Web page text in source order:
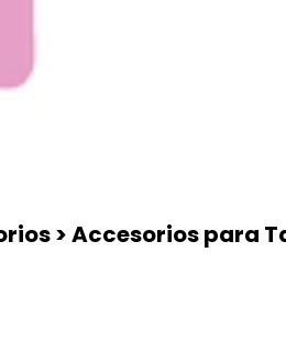
> Accesorios para